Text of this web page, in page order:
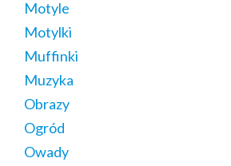
Motyle
Motylki
Muffinki
Muzyka
Obrazy
Ogród
Owady